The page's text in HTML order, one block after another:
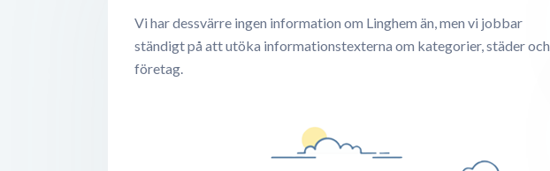
Vi har dessvärre ingen information om Linghem än, men vi jobbar
ständigt på att utöka informationstexterna om kategorier, städer och
företag.